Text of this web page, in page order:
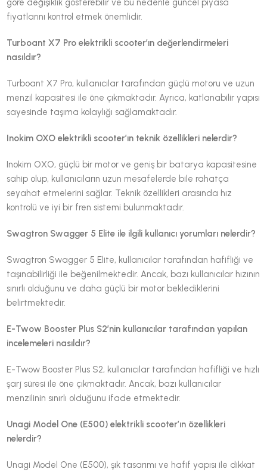
göre değişiklik gösterebilir ve bu nedenle güncel piyasa
fiyatlarını kontrol etmek önemlidir.
Turboant X7 Pro elektrikli scooter’ın değerlendirmeleri
nasıldır?
Turboant X7 Pro, kullanıcılar tarafından güçlü motoru ve uzun
menzil kapasitesi ile öne çıkmaktadır. Ayrıca, katlanabilir yapısı
sayesinde taşıma kolaylığı sağlamaktadır.
Inokim OXO elektrikli scooter’ın teknik özellikleri nelerdir?
Inokim OXO, güçlü bir motor ve geniş bir batarya kapasitesine
sahip olup, kullanıcıların uzun mesafelerde bile rahatça
seyahat etmelerini sağlar. Teknik özellikleri arasında hız
kontrolü ve iyi bir fren sistemi bulunmaktadır.
Swagtron Swagger 5 Elite ile ilgili kullanıcı yorumları nelerdir?
Swagtron Swagger 5 Elite, kullanıcılar tarafından hafifliği ve
taşınabilirliği ile beğenilmektedir. Ancak, bazı kullanıcılar hızının
sınırlı olduğunu ve daha güçlü bir motor beklediklerini
belirtmektedir.
E-Twow Booster Plus S2’nin kullanıcılar tarafından yapılan
incelemeleri nasıldır?
E-Twow Booster Plus S2, kullanıcılar tarafından hafifliği ve hızlı
şarj süresi ile öne çıkmaktadır. Ancak, bazı kullanıcılar
menzilinin sınırlı olduğunu ifade etmektedir.
Unagi Model One (E500) elektrikli scooter’ın özellikleri
nelerdir?
Unagi Model One (E500), şık tasarımı ve hafif yapısı ile dikkat